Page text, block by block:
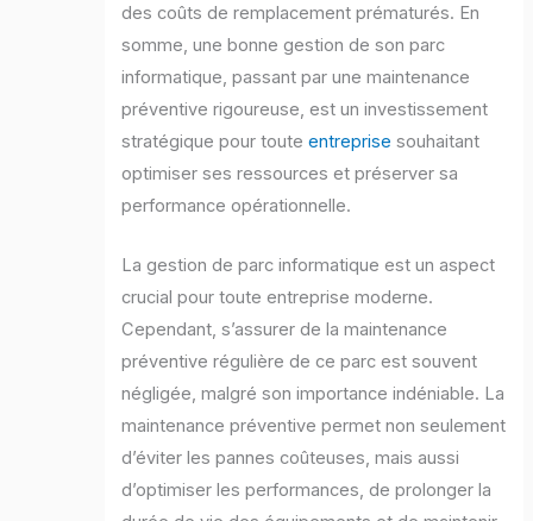
des coûts de remplacement prématurés. En
somme, une bonne gestion de son parc
informatique, passant par une maintenance
préventive rigoureuse, est un investissement
stratégique pour touteentreprise souhaitant
optimiser ses ressources et préserver sa
performance opérationnelle.
La gestion de parc informatique est un aspect
crucial pour toute entreprise moderne.
Cependant, s’assurer de la maintenance
préventive régulière de ce parc est souvent
négligée, malgré son importance indéniable. La
maintenance préventive permet non seulement
d’éviter les pannes coûteuses, mais aussi
d’optimiser les performances, de prolonger la